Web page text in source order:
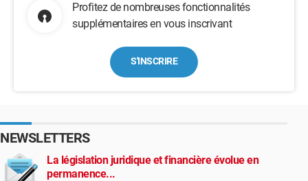
Profitez de nombreuses fonctionnalités
supplémentaires en vous inscrivant
S'INSCRIRE
NEWSLETTERS
La législation juridique et financière évolue en
permanence...